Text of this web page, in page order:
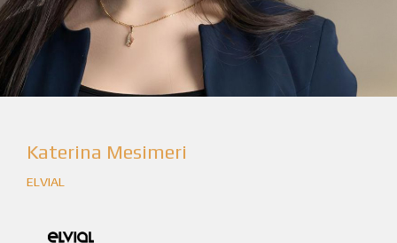
Katerina Mesimeri
ELVIAL